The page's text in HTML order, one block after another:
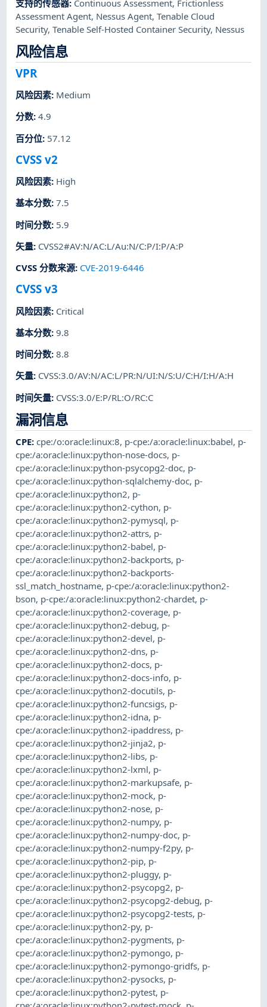
支持的传感器: Continuous Assessment, Frictionless
Assessment Agent, Nessus Agent,Tenable Cloud
Security,Tenable Self-Hosted Container Security, Nessus
风险信息
VPR
风险因素: Medium
分数:4.9
百分位: 57.12
CVSS v2
风险因素: High
基本分数:7.5
时间分数: 5.9
矢量: CVSS2#AV:N/AC:L/Au:N/C:P/I:P/A:P
CVSS 分数来源: CVE-2019-6446
CVSS v3
风险因素: Critical
基本分数:9.8
时间分数:8.8
矢量: CVSS:3.0/AV:N/AC:L/PR:N/UI:N/S:U/C:H/I:H/A:H
时间矢量: CVSS:3.0/E:P/RL:O/RC:C
漏洞信息
CPE:cpe:/o:oracle:linux:8, p-cpe:/a:oracle:linux:babel, p-
cpe:/a:oracle:linux:python-nose-docs, p-
cpe:/a:oracle:linux:python-psycopg2-doc, p-
cpe:/a:oracle:linux:python-sqlalchemy-doc, p-
cpe:/a:oracle:linux:python2, p-
cpe:/a:oracle:linux:python2-cython, p-
cpe:/a:oracle:linux:python2-pymysql, p-
cpe:/a:oracle:linux:python2-attrs, p-
cpe:/a:oracle:linux:python2-babel, p-
cpe:/a:oracle:linux:python2-backports, p-
cpe:/a:oracle:linux:python2-backports-
ssl_match_hostname, p-cpe:/a:oracle:linux:python2-
bson, p-cpe:/a:oracle:linux:python2-chardet, p-
cpe:/a:oracle:linux:python2-coverage, p-
cpe:/a:oracle:linux:python2-debug, p-
cpe:/a:oracle:linux:python2-devel, p-
cpe:/a:oracle:linux:python2-dns, p-
cpe:/a:oracle:linux:python2-docs, p-
cpe:/a:oracle:linux:python2-docs-info, p-
cpe:/a:oracle:linux:python2-docutils, p-
cpe:/a:oracle:linux:python2-funcsigs, p-
cpe:/a:oracle:linux:python2-idna, p-
cpe:/a:oracle:linux:python2-ipaddress, p-
cpe:/a:oracle:linux:python2-jinja2, p-
cpe:/a:oracle:linux:python2-libs, p-
cpe:/a:oracle:linux:python2-lxml, p-
cpe:/a:oracle:linux:python2-markupsafe, p-
cpe:/a:oracle:linux:python2-mock, p-
cpe:/a:oracle:linux:python2-nose, p-
cpe:/a:oracle:linux:python2-numpy, p-
cpe:/a:oracle:linux:python2-numpy-doc, p-
cpe:/a:oracle:linux:python2-numpy-f2py, p-
cpe:/a:oracle:linux:python2-pip, p-
cpe:/a:oracle:linux:python2-pluggy, p-
cpe:/a:oracle:linux:python2-psycopg2, p-
cpe:/a:oracle:linux:python2-psycopg2-debug, p-
cpe:/a:oracle:linux:python2-psycopg2-tests, p-
cpe:/a:oracle:linux:python2-py, p-
cpe:/a:oracle:linux:python2-pygments, p-
cpe:/a:oracle:linux:python2-pymongo, p-
cpe:/a:oracle:linux:python2-pymongo-gridfs, p-
cpe:/a:oracle:linux:python2-pysocks, p-
cpe:/a:oracle:linux:python2-pytest, p-